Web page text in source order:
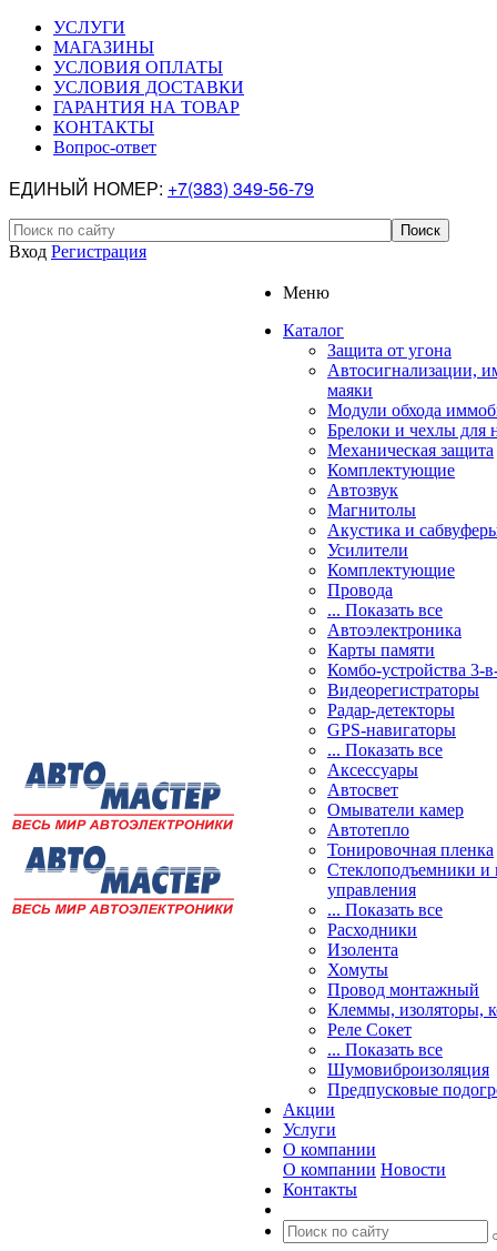
УСЛУГИ
МАГАЗИНЫ
УСЛОВИЯ ОПЛАТЫ
УСЛОВИЯ ДОСТАВКИ
ГАРАНТИЯ НА ТОВАР
КОНТАКТЫ
Вопрос-ответ
ЕДИНЫЙ НОМЕР: +7(383) 349-56-79
Вход Регистрация
Меню
Каталог
Защита от угона
Автосигнализации,
маяки
Модули обхода
Брелоки и чехлы для
Механическая защита
Комплектующие
Автозвук
Магнитолы
Акустика и
Усилители
Комплектующие
Провода
... Показать все
Автоэлектроника
Карты памяти
Комбо-устройства 3-
Видеорегистраторы
Радар-детекторы
GPS-навигаторы
... Показать все
Аксессуары
Автосвет
Омыватели камер
Автотепло
Тонировочная пленка
Стеклоподъемники и
управления
... Показать все
Расходники
Изолента
Хомуты
Провод монтажный
Клеммы, изоляторы,
Реле Сокет
... Показать все
Шумовиброизоляция
Предпусковые
Акции
Услуги
О компании
О компании Новости
Контакты